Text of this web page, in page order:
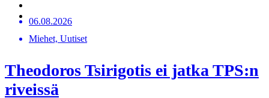
06.08.2026
Miehet, Uutiset
Theodoros Tsirigotis ei jatka TPS:n
riveissä